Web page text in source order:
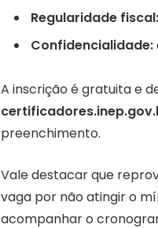
Regularidade fiscal:
Confidencialidade:
A inscrição é gratuita e
preenchimento.
Vale destacar que
vaga por não atingir o
acompanhar o